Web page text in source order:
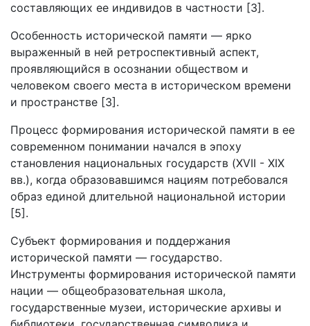
составляющих ее индивидов в частности [3].
Особенность исторической памяти — ярко
выраженный в ней ретроспективный аспект,
проявляющийся в осознании обществом и
человеком своего места в историческом времени
и пространстве [3].
Процесс формирования исторической памяти в ее
современном понимании начался в эпоху
становления национальных государств (XVII - XIX
вв.), когда образовавшимся нациям потребовался
образ единой длительной национальной истории
[5].
Субъект формирования и поддержания
исторической памяти — государство.
Инструменты формирования исторической памяти
нации — общеобразовательная школа,
государственные музеи, исторические архивы и